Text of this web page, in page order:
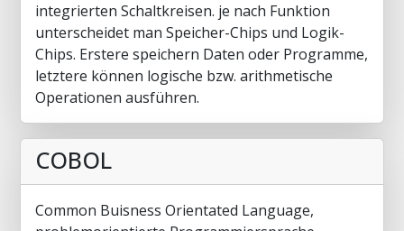
integrierten Schaltkreisen. je nach Funktion
unterscheidet man Speicher-Chips und Logik-
Chips. Erstere speichern Daten oder Programme,
letztere können logische bzw. arithmetische
Operationen ausführen.
COBOL
Common Buisness Orientated Language,